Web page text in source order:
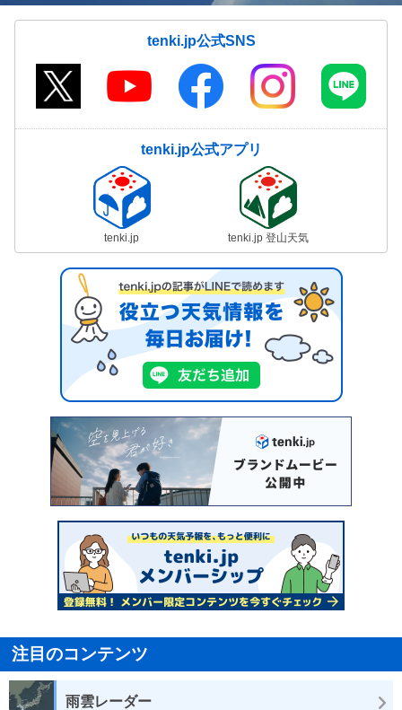
tenki.jp公式SNS
tenki.jp公式アプリ
tenki.jp tenki.jp 登山天気
注目のコンテンツ
雨雲レーダー